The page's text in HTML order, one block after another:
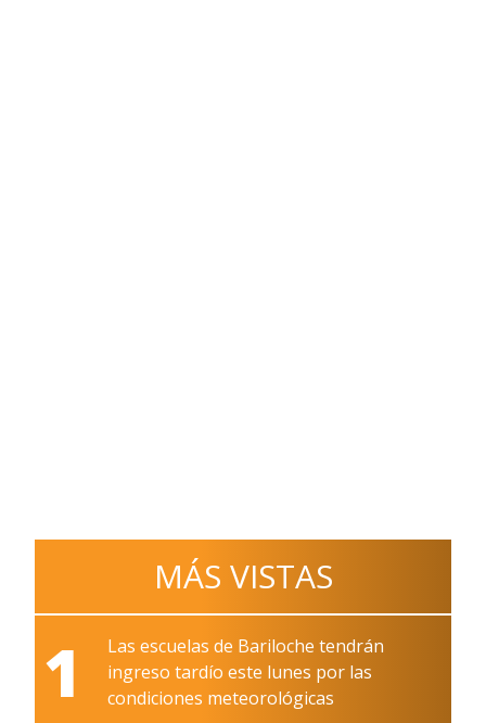
MÁS VISTAS
1
Las escuelas de Bariloche tendrán
ingreso tardío este lunes por las
condiciones meteorológicas